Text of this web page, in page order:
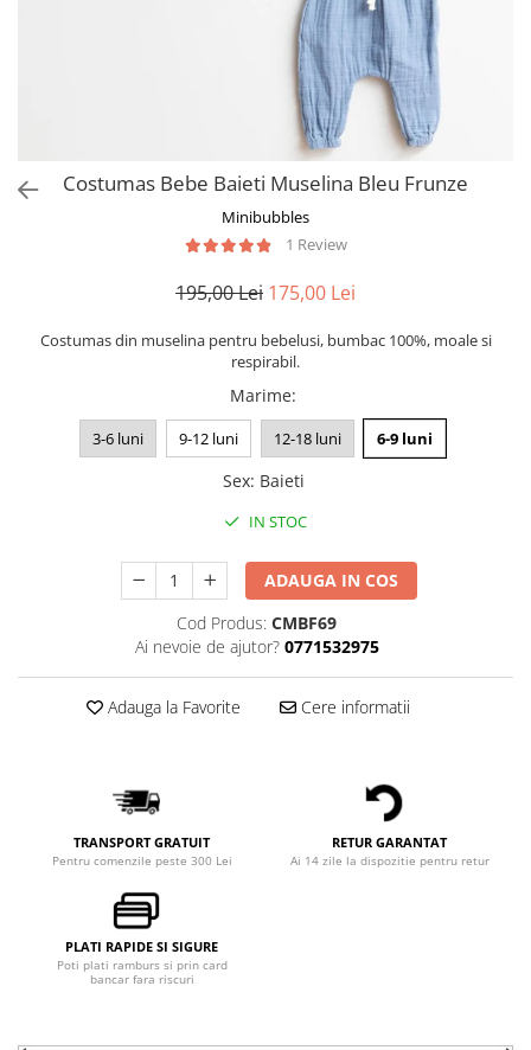
Costumas Bebe Baieti Muselina Bleu Frunze
Minibubbles
1 Review
195,00 Lei 175,00 Lei
Costumas din muselina pentru bebelusi, bumbac 100%, moale si
respirabil.
Marime:
3-6 luni 9-12 luni 12-18 luni 6-9 luni
Sex: Baieti
IN STOC
ADAUGA IN COS
Cod Produs: CMBF69
Ai nevoie de ajutor? 0771532975
Adauga la Favorite Cere informatii
TRANSPORT GRATUIT
Pentru comenzile peste 300 Lei
RETUR GARANTAT
Ai 14 zile la dispozitie pentru retur
PLATI RAPIDE SI SIGURE
Poti plati ramburs si prin card
bancar fara riscuri